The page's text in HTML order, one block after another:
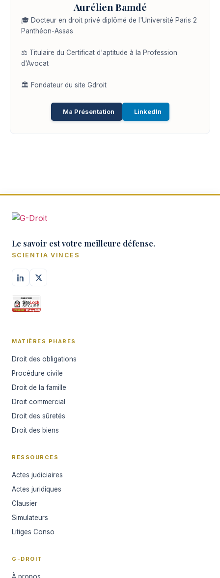
Aurélien Bamdé
🎓 Docteur en droit privé diplômé de l'Université Paris 2
Panthéon-Assas
⚖️ Titulaire du Certificat d'aptitude à la Profession
d'Avocat
🏛️ Fondateur du site Gdroit
Ma Présentation LinkedIn
Le savoir est votre meilleure défense.
SCIENTIA VINCES
MATIÈRES PHARES
Droit des obligations
Procédure civile
Droit de la famille
Droit commercial
Droit des sûretés
Droit des biens
RESSOURCES
Actes judiciaires
Actes juridiques
Clausier
Simulateurs
Litiges Conso
G-DROIT